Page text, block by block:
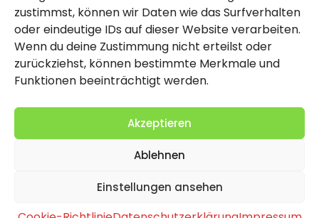
zustimmst, können wir Daten wie das Surfverhalten
oder eindeutige IDs auf dieser Website verarbeiten.
Wenn du deine Zustimmung nicht erteilst oder
zurückziehst, können bestimmte Merkmale und
Funktionen beeinträchtigt werden.
Akzeptieren
Ablehnen
Einstellungen ansehen
Datenschutzerklärung
Cookie-Richtlinie (EU)